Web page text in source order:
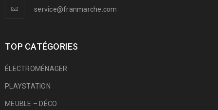
service@franmarche.com
TOP CATÉGORIES
ÉLECTROMÉNAGER
PLAYSTATION
MEUBLE – DÉCO